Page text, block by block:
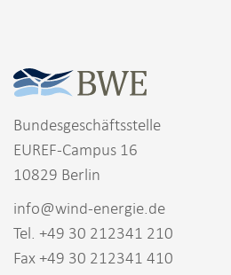
Bundesgeschäftsstelle
EUREF-Campus 16
10829 Berlin
info@wind-energie.de
Tel. +49 30 212341 210
Fax +49 30 212341 410